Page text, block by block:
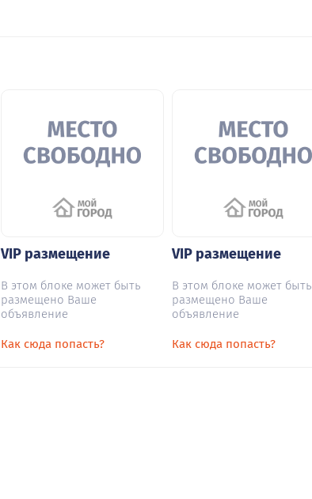
VIP размещение
В этом блоке может быть
размещено Ваше
объявление
Как сюда попасть?
VIP размещение
В этом блоке может быть
размещено Ваше
объявление
Как сюда попасть?